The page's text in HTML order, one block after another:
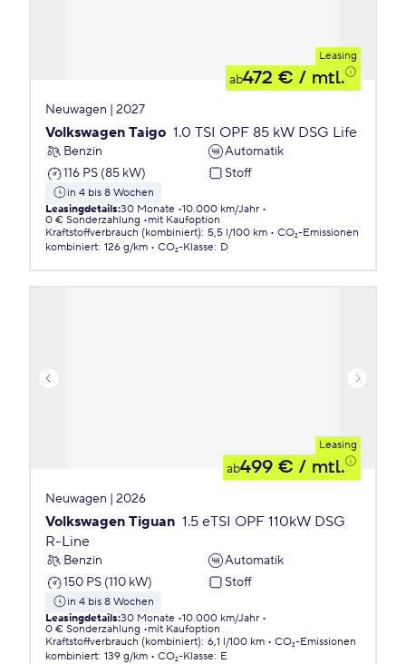
Leasing
ab472 € / mtl.
Neuwagen | 2027
Volkswagen Taigo 1.0 TSI OPF 85 kW DSG Life
Benzin
Automatik
116 PS (85 kW)
Stoff
in 4 bis 8 Wochen
Leasingdetails:30 Monate 10.000 km/Jahr
0 € Sonderzahlung
mit Kaufoption
Kraftstoffverbrauch (kombiniert): 5,5 l/100 km
CO₂-Emissionen
kombiniert: 126 g/km CO₂-Klasse: D
Leasing
ab499 € / mtl.
Neuwagen | 2026
Volkswagen Tiguan 1.5 eTSI OPF 110kW DSG
R-Line
Benzin
Automatik
150 PS (110 kW)
Stoff
in 4 bis 8 Wochen
Leasingdetails:30 Monate 10.000 km/Jahr
0 € Sonderzahlung
mit Kaufoption
Kraftstoffverbrauch (kombiniert): 6,1 l/100 km
CO₂-Emissionen
kombiniert: 139 g/km CO₂-Klasse: E